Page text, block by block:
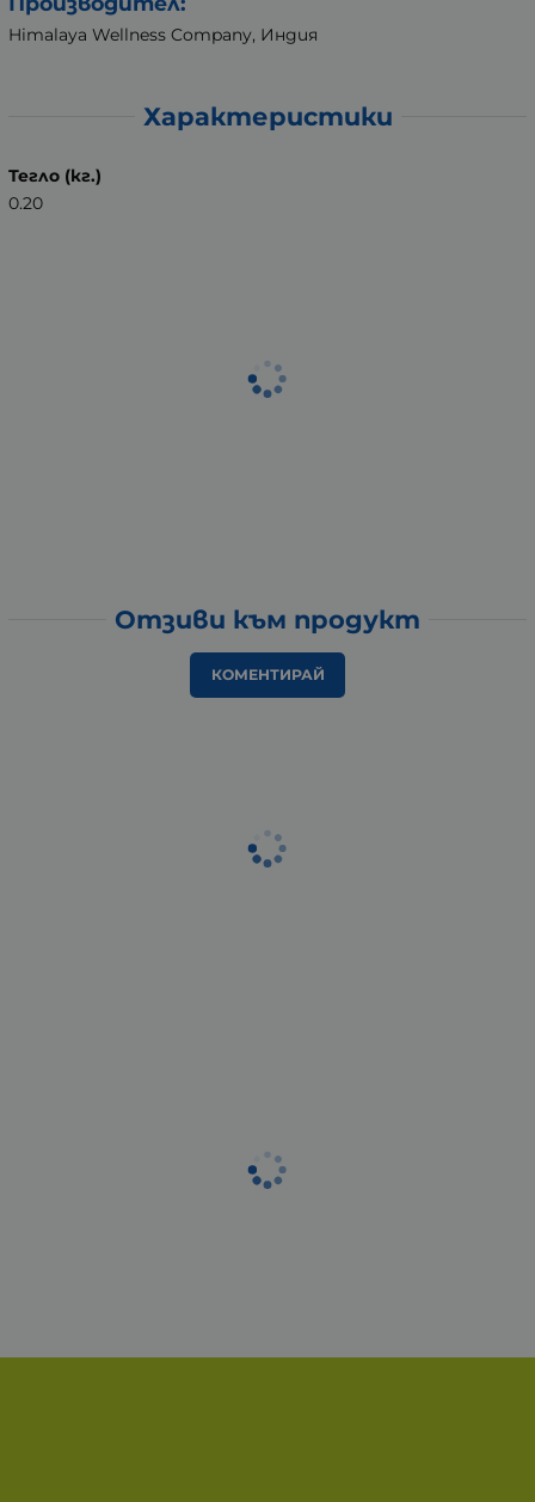
Himalaya Wellness Company, Индия
Характеристики
Тегло (кг.)
0.20
Отзиви към продукт
КОМЕНТИРАЙ